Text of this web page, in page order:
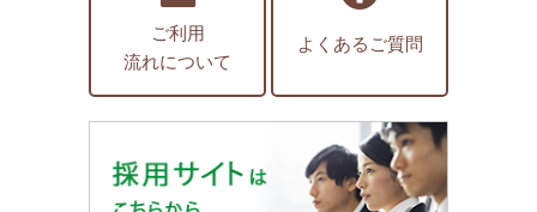
ご利用
流れについて
よくあるご質問